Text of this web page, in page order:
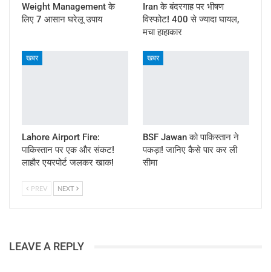
Weight Management के
लिए 7 आसान घरेलू उपाय
Iran के बंदरगाह पर भीषण
विस्फोट! 400 से ज्यादा घायल,
मचा हाहाकार
खबर
Lahore Airport Fire:
पाकिस्तान पर एक और संकट!
लाहौर एयरपोर्ट जलकर खाक!
खबर
BSF Jawan को पाकिस्तान ने
पकड़ा! जानिए कैसे पार कर ली
सीमा
PREV NEXT
LEAVE A REPLY